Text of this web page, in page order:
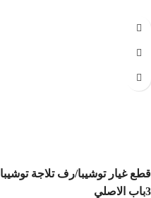
قطع غيار توشيبا/رف تلاجة توشيبا
3باب الاصلي